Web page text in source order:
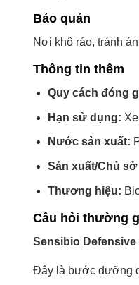
Bảo quản
Nơi khô ráo, tránh
Thông tin thêm
Quy cách đóng
Hạn sử dụng:
Nước sản xuất:
Sản xuất/Chủ
Thương hiệu:
Câu hỏi thường
Sensibio
Đây là bước dưỡng